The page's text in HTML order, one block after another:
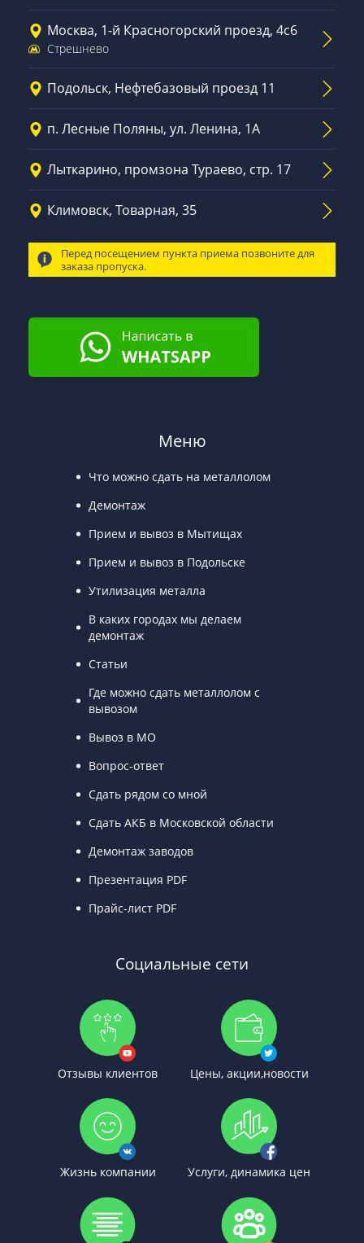
Москва, 1-й Красногорский проезд, 4с6
Стрешнево
Подольск, Нефтебазовый проезд 11
п. Лесные Поляны, ул. Ленина, 1А
Лыткарино, промзона Тураево, стр. 17
Климовск, Товарная, 35
Перед посещением пункта приема позвоните для
заказа пропуска.
Меню
Что можно сдать на металлолом
Демонтаж
Прием и вывоз в Мытищах
Прием и вывоз в Подольске
Утилизация металла
В каких городах мы делаем
демонтаж
Статьи
Где можно сдать металлолом с
вывозом
Вывоз в МО
Вопрос-ответ
Сдать рядом со мной
Сдать АКБ в Московской области
Демонтаж заводов
Презентация PDF
Прайс-лист PDF
Социальные сети
Отзывы клиентов Цены, акции,новости
Жизнь компании Услуги, динамика цен